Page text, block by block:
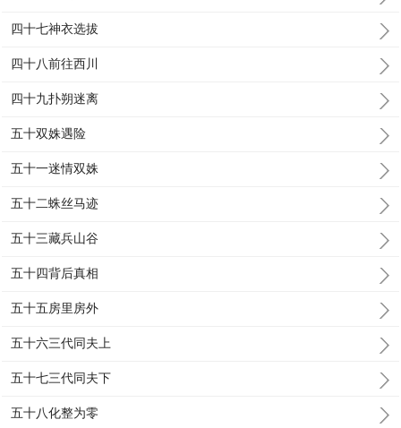
四十七神衣选拔
四十八前往西川
四十九扑朔迷离
五十双姝遇险
五十一迷情双姝
五十二蛛丝马迹
五十三藏兵山谷
五十四背后真相
五十五房里房外
五十六三代同夫上
五十七三代同夫下
五十八化整为零